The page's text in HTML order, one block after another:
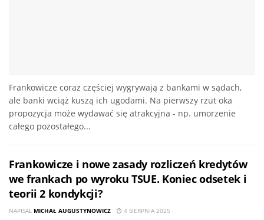
Frankowicze coraz częściej wygrywają z bankami w sądach,
ale banki wciąż kuszą ich ugodami. Na pierwszy rzut oka
propozycja może wydawać się atrakcyjna - np. umorzenie
całego pozostałego...
Frankowicze i nowe zasady rozliczeń kredytów
we frankach po wyroku TSUE. Koniec odsetek i
teorii 2 kondykcji?
NAPISAŁ MICHAŁ AUGUSTYNOWICZ 4 SIERPNIA 2025